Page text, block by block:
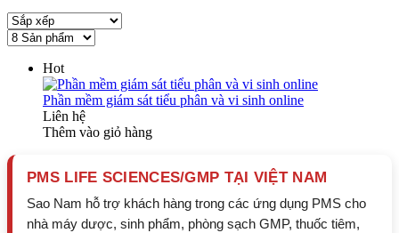
Hot
Phần mềm giám sát tiểu phân và vi sinh online
Liên hệ
Thêm vào giỏ hàng
PMS LIFE SCIENCES/GMP TẠI VIỆT NAM
Sao Nam hỗ trợ khách hàng trong các ứng dụng PMS cho
nhà máy dược, sinh phẩm, phòng sạch GMP, thuốc tiêm,